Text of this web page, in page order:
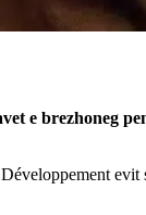
e brezhoneg